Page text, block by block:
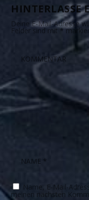
HINTERLASSE
Deine E-Mail-Adresse
Felder sind mit*
Name, E-Mail-
meinen nächsten